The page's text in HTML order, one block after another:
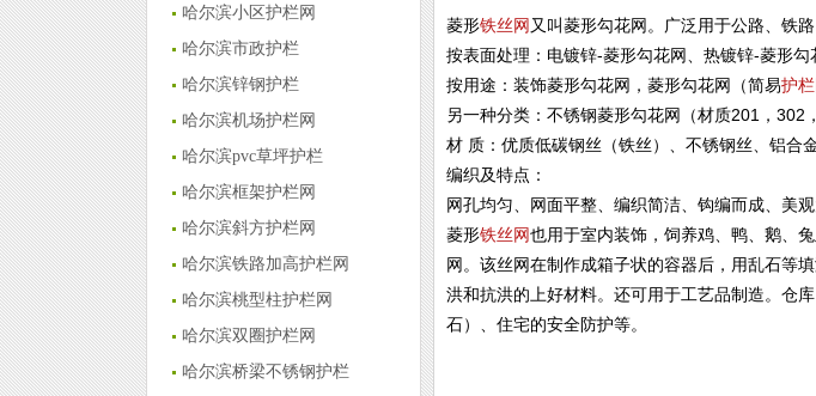
哈尔滨小区护栏网
哈尔滨市政护栏
哈尔滨锌钢护栏
哈尔滨机场护栏网
哈尔滨pvc草坪护栏
哈尔滨框架护栏网
哈尔滨斜方护栏网
哈尔滨铁路加高护栏网
哈尔滨桃型柱护栏网
哈尔滨双圈护栏网
哈尔滨桥梁不锈钢护栏
菱形铁丝网 又叫菱形勾花网。广泛用于公路、铁
按表面处理：电镀锌-菱形勾花网、热镀锌-菱形
按用途：装饰菱形勾花网，菱形勾花网（简易护
另一种分类：不锈钢菱形勾花网（材质201，302
材 质：优质低碳钢丝（铁丝）、不锈钢丝、铝合金
编织及特点：
网孔均匀、网面平整、编织简洁、钩编而成、美
菱形铁丝网也用于室内装饰，饲养鸡、鸭、鹅、
网。该丝网在制作成箱子状的容器后，用乱石等
洪和抗洪的上好材料。还可用于工艺品制造。仓
石）、住宅的安全防护等。